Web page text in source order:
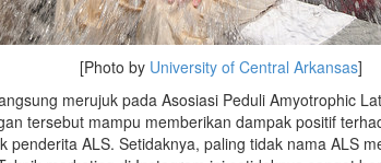
[Photo by University of Central Arkansas]
merujuk pada Asosiasi Peduli Amyotrophic
tersebut mampu memberikan dampak positif
penderita ALS. Setidaknya, paling tidak nama ALS